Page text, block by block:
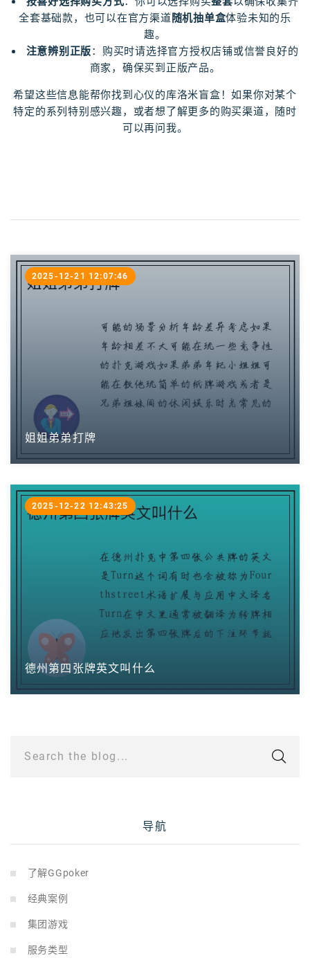
全套基础款，也可以在官方渠道随机抽单盒体验未知的乐
趣。
注意辨别正版：购买时请选择官方授权店铺或信誉良好的
商家，确保买到正版产品。
希望这些信息能帮你找到心仪的库洛米盲盒！如果你对某个
特定的系列特别感兴趣，或者想了解更多的购买渠道，随时
可以再问我。
姐姐弟弟打牌
2025-12-21 12:07:46
德州第四张牌英文叫什么
2025-12-22 12:43:25
Search the blog...
导航
了解GGpoker
经典案例
集团游戏
服务类型